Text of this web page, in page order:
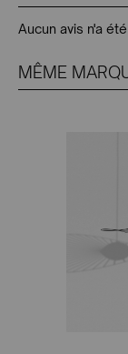
Aucun avis n'a
MÊME